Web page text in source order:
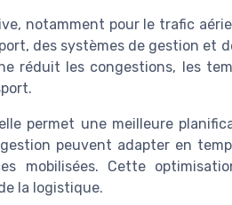
notamment pour le trafic
des systèmes de gestion et
réduit les congestions, les
permet une meilleure
peuvent adapter en
mobilisées. Cette
la logistique.